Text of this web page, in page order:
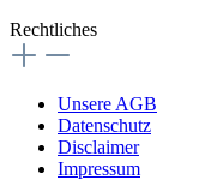
Rechtliches
Unsere AGB
Datenschutz
Disclaimer
Impressum